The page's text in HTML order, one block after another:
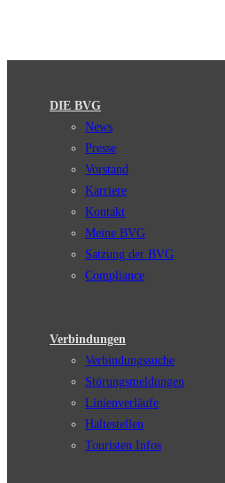
DIE BVG
News
Presse
Vorstand
Karriere
Kontakt
Meine BVG
Satzung der BVG
Compliance
Verbindungen
Verbindungssuche
Störungsmeldungen
Linienverläufe
Haltestellen
Touristen Infos